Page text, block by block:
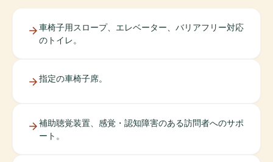
車椅子用スロープ、エレベーター、バリアフリー対応
のトイレ。
指定の車椅子席。
補助聴覚装置、感覚・認知障害のある訪問者へのサポ
ート。